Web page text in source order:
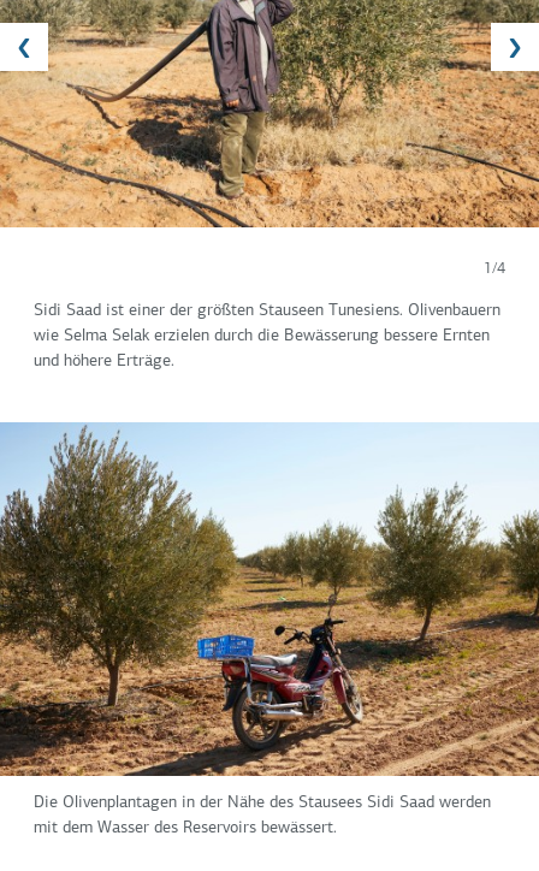
1/4
Sidi Saad ist einer der größten Stauseen Tunesiens. Olivenbauern
wie Selma Selak erzielen durch die Bewässerung bessere Ernten
und höhere Erträge.
Die Olivenplantagen in der Nähe des Stausees Sidi Saad werden
mit dem Wasser des Reservoirs bewässert.